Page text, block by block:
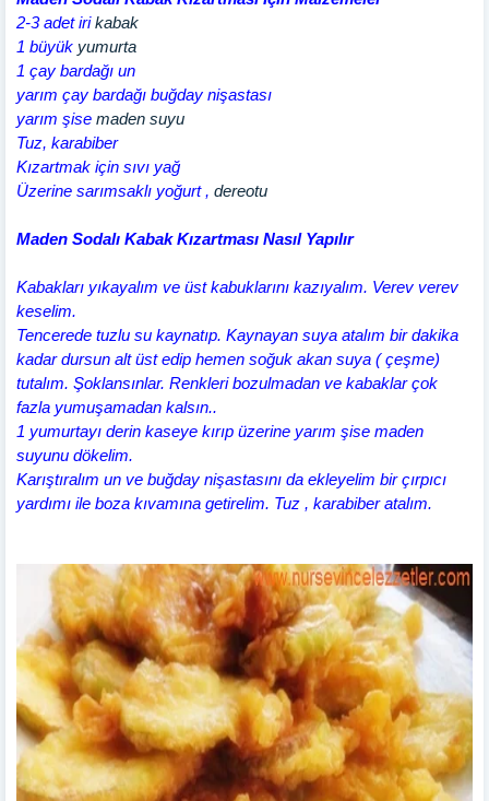
2-3 adet irikabak
1 büyük yumurta
1 çay bardağı un
yarım çay bardağı buğday nişastası
yarım şise maden suyu
Tuz, karabiber
Kızartmak için sıvı yağ
Üzerine sarımsaklı yoğurt , dereotu
Maden Sodalı Kabak Kızartması Nasıl Yapılır
Kabakları yıkayalım ve üst kabuklarını kazıyalım. Verev verev
keselim.
Tencerede tuzlu su kaynatıp. Kaynayan suya atalım bir dakika
kadar dursun alt üst edip hemen soğuk akan suya ( çeşme)
tutalım. Şoklansınlar. Renkleri bozulmadan ve kabaklar çok
fazla yumuşamadan kalsın..
1 yumurtayı derin kaseye kırıp üzerine yarım şise maden
suyunu dökelim.
Karıştıralım un ve buğday nişastasını da ekleyelim bir çırpıcı
yardımı ile boza kıvamına getirelim. Tuz , karabiber atalım.